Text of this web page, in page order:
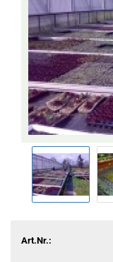
Art.Nr.: